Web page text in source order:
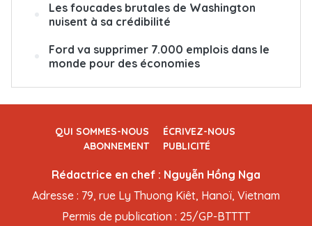
Les foucades brutales de Washington
nuisent à sa crédibilité
Ford va supprimer 7.000 emplois dans le
monde pour des économies
QUI SOMMES-NOUS
ÉCRIVEZ-NOUS
ABONNEMENT
PUBLICITÉ
Rédactrice en chef : Nguyễn Hồng Nga
Adresse : 79, rue Ly Thuong Kiêt, Hanoï, Vietnam
Permis de publication : 25/GP-BTTTT